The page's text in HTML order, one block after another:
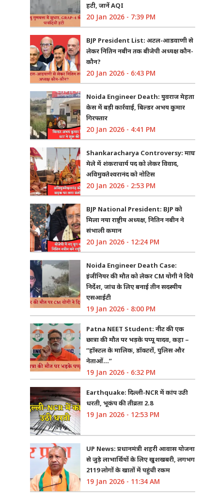
हटी, जानें AQI
20 Jan 2026 - 7:39 PM
BJP President List: अटल-आडवाणी से
लेकर नितिन नबीन तक बीजेपी अध्यक्ष कौन-
कौन?
20 Jan 2026 - 6:43 PM
Noida Engineer Death: युवराज मेहता
केस में बड़ी कार्रवाई, बिल्डर अभय कुमार
गिरफ्तार
20 Jan 2026 - 4:41 PM
Shankaracharya Controversy: माघ
मेले में शंकराचार्य पद को लेकर विवाद,
अविमुक्तेश्वरानंद को नोटिस
20 Jan 2026 - 2:53 PM
BJP National President: BJP को
मिला नया राष्ट्रीय अध्यक्ष, नितिन नबीन ने
संभाली कमान
20 Jan 2026 - 12:24 PM
Noida Engineer Death Case:
इंजीनियर की मौत को लेकर CM योगी ने दिये
निर्देश, जांच के लिए बनाई तीन सदस्यीय
एसआईटी
19 Jan 2026 - 8:00 PM
Patna NEET Student: नीट की एक
छात्रा की मौत पर भड़के पप्पू यादव, कहा –
“हॉस्टल के मालिक, डॉक्टरों, पुलिस और
नेताओं…”
19 Jan 2026 - 6:32 PM
Earthquake: दिल्ली-NCR में कांप उठी
धरती, भूकंप की तीव्रता 2.8
19 Jan 2026 - 12:53 PM
UP News: प्रधानमंत्री शहरी आवास योजना
से जुड़े लाभार्थियों के लिए खुशखबरी, लगभग
2119 लोगों के खातों में पहुंची रकम
19 Jan 2026 - 11:34 AM